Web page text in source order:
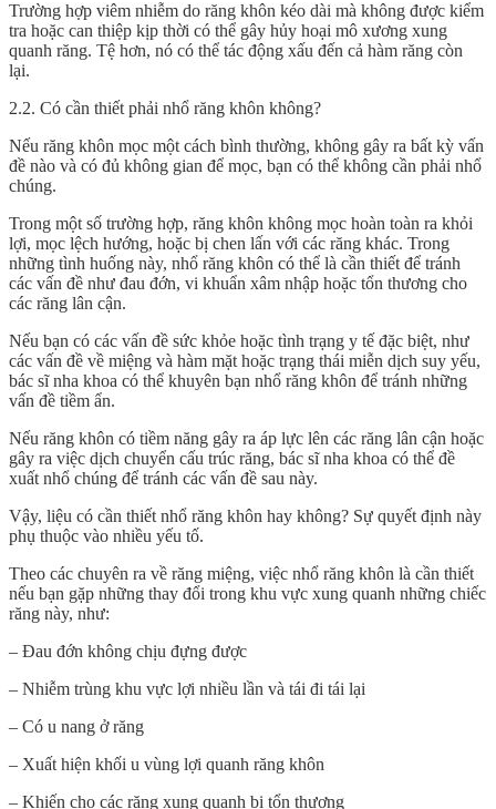
Trường hợp viêm nhiễm do răng khôn kéo dài mà không được kiểm
tra hoặc can thiệp kịp thời có thể gây hủy hoại mô xương xung
quanh răng. Tệ hơn, nó có thể tác động xấu đến cả hàm răng còn
lại.
2.2. Có cần thiết phải nhổ răng khôn không?
Nếu răng khôn mọc một cách bình thường, không gây ra bất kỳ vấn
đề nào và có đủ không gian để mọc, bạn có thể không cần phải nhổ
chúng.
Trong một số trường hợp, răng khôn không mọc hoàn toàn ra khỏi
lợi, mọc lệch hướng, hoặc bị chen lấn với các răng khác. Trong
những tình huống này, nhổ răng khôn có thể là cần thiết để tránh
các vấn đề như đau đớn, vi khuẩn xâm nhập hoặc tổn thương cho
các răng lân cận.
Nếu bạn có các vấn đề sức khỏe hoặc tình trạng y tế đặc biệt, như
các vấn đề về miệng và hàm mặt hoặc trạng thái miễn dịch suy yếu,
bác sĩ nha khoa có thể khuyên bạn nhổ răng khôn để tránh những
vấn đề tiềm ẩn.
Nếu răng khôn có tiềm năng gây ra áp lực lên các răng lân cận hoặc
gây ra việc dịch chuyển cấu trúc răng, bác sĩ nha khoa có thể đề
xuất nhổ chúng để tránh các vấn đề sau này.
Vậy, liệu có cần thiết nhổ răng khôn hay không? Sự quyết định này
phụ thuộc vào nhiều yếu tố.
Theo các chuyên ra về răng miệng, việc nhổ răng khôn là cần thiết
nếu bạn gặp những thay đổi trong khu vực xung quanh những chiếc
răng này, như:
– Đau đớn không chịu đựng được
– Nhiễm trùng khu vực lợi nhiều lần và tái đi tái lại
– Có u nang ở răng
– Xuất hiện khối u vùng lợi quanh răng khôn
– Khiến cho các răng xung quanh bị tổn thương